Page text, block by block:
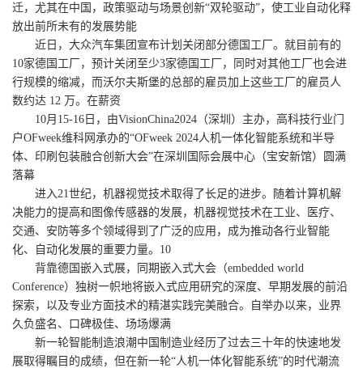
迁，尤其在中国，政策驱动与场景创新“双轮驱动”，使工业自动化释
放出前所未有的发展势能
近日，大众汽车集团宣布计划关闭部分德国工厂。就目前有的
10家德国工厂，预计关闭至少3家德国工厂，同时对其他工厂也会进
行规模的缩减，而沃尔夫斯堡的总部的雇员加上这些工厂的雇员人
数约达 12 万。在薪资
10月15-16日，由VisionChina2024（深圳）主办，高科技行业门
户OFweek维科网承办的“OFweek 2024人机一体化智能系统和半导
体、印刷包装融合创新大会”在深圳国际会展中心（宝安新馆）圆满
落幕
进入21世纪，机器视觉技术取得了长足的进步。随着计算机解
决能力的提高和图像传感器的发展，机器视觉技术在工业、医疗、
交通、安防等多个领域得到了广泛的应用，成为推动各行业智能
化、自动化发展的重要力量。10
背靠德国嵌入式展，同期嵌入式大会（embedded world
Conference）独树一帜地将嵌入式应用研究的深度、早期发展的前沿
探索，以及专业方面技术的精湛实践完美融合。自举办以来，业界
久负盛名、口碑极佳、场场爆满
新一轮智能制造浪潮中国制造业经历了过去三十年的快速地发
展取得瞩目的成绩，但在新一轮“人机一体化智能系统”的时代潮流